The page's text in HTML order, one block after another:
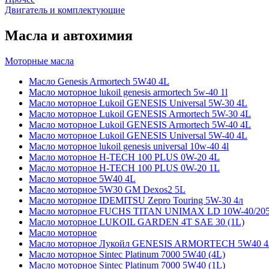
Двигатель и комплектующие
Масла и автохимия
Моторные масла
Масло Genesis Armortech 5W40 4L
Масло моторное lukoil genesis armortech 5w-40 1l
Масло моторное Lukoil GENESIS Universal 5W-30 4L
Масло моторное Lukoil GENESIS Armortech 5W-30 4L
Масло моторное Lukoil GENESIS Armortech 5W-40 4L
Масло моторное Lukoil GENESIS Universal 5W-40 4L
Масло моторное lukoil genesis universal 10w-40 4l
Масло моторное H-TECH 100 PLUS 0W-20 4L
Масло моторное H-TECH 100 PLUS 0W-20 1L
Масло моторное 5W40 4L
Масло моторное 5W30 GM Dexos2 5L
Масло моторное IDEMITSU Zepro Touring 5W-30 4л
Масло моторное FUCHS TITAN UNIMAX LD 10W-40/
Масло моторное LUKOIL GARDEN 4Т SAE 30 (1L)
Масло моторное
Масло моторное Лукойл GENESIS ARMORTECH 5W40
Масло моторное Sintec Platinum 7000 5W40 (4L)
Масло моторное Sintec Platinum 7000 5W40 (1L)